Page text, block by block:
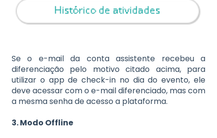
Se o e-mail da conta assistente recebeu a
diferenciação pelo motivo citado acima, para
utilizar o app de check-in no dia do evento, ele
deve acessar com o e-mail diferenciado, mas com
a mesma senha de acesso a plataforma.
3. Modo Offline